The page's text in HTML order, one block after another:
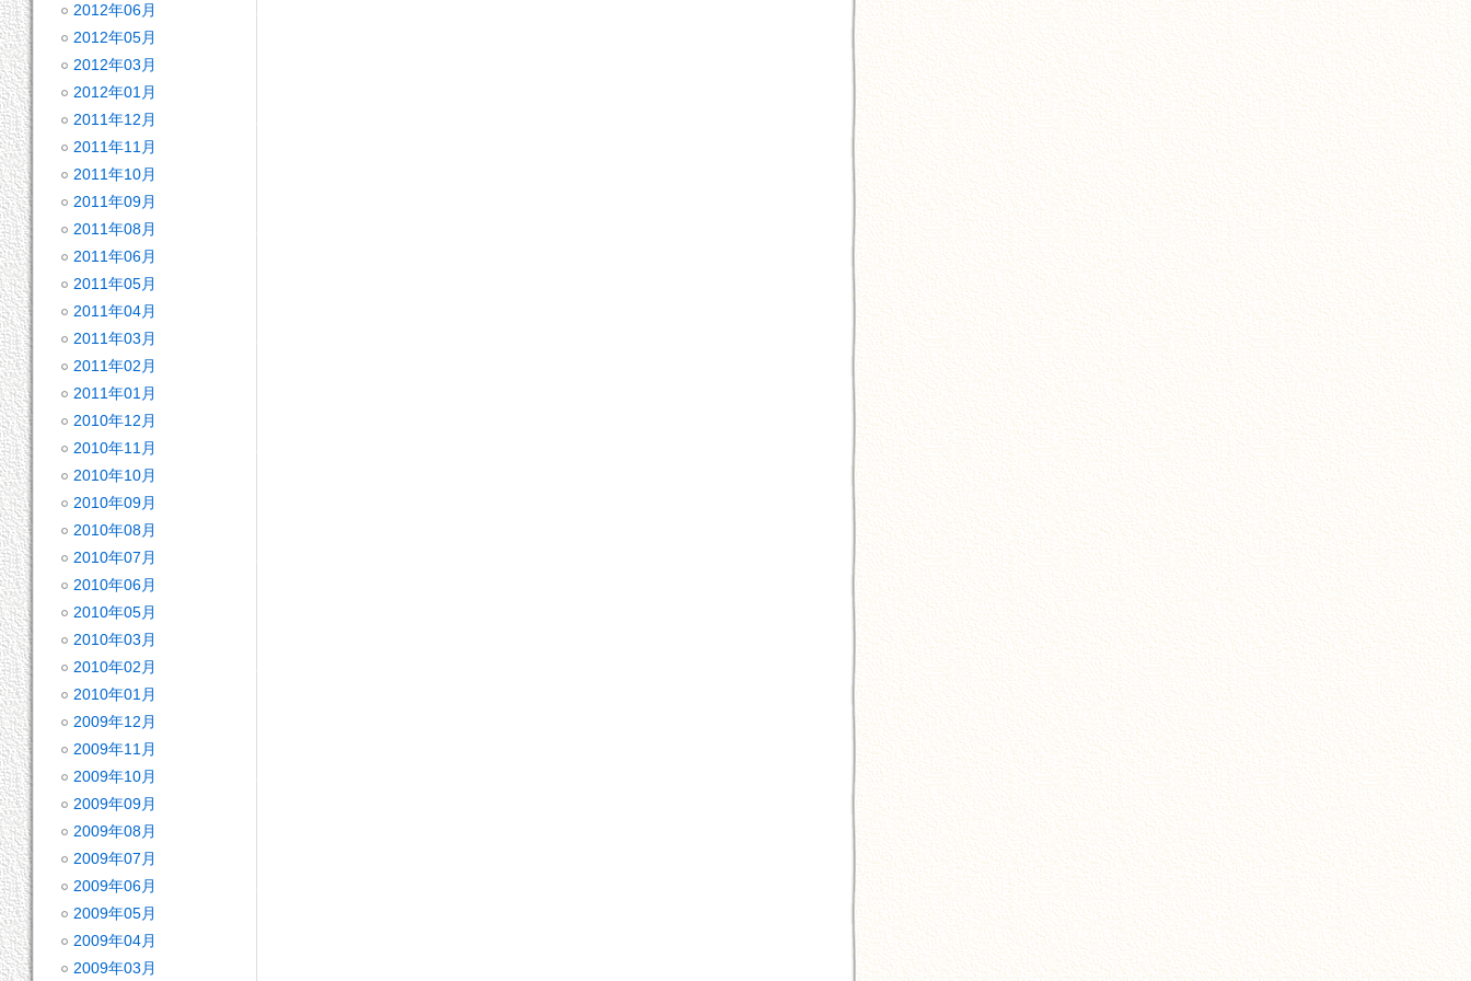
2012年06月
2012年05月
2012年03月
2012年01月
2011年12月
2011年11月
2011年10月
2011年09月
2011年08月
2011年06月
2011年05月
2011年04月
2011年03月
2011年02月
2011年01月
2010年12月
2010年11月
2010年10月
2010年09月
2010年08月
2010年07月
2010年06月
2010年05月
2010年03月
2010年02月
2010年01月
2009年12月
2009年11月
2009年10月
2009年09月
2009年08月
2009年07月
2009年06月
2009年05月
2009年04月
2009年03月